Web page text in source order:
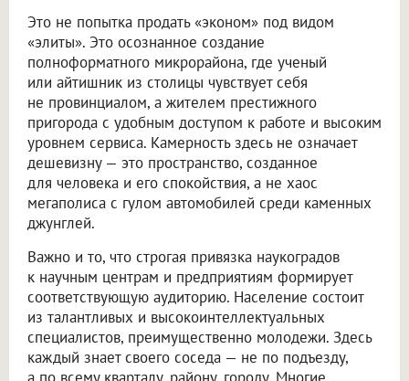
Это не попытка продать «эконом» под видом
«элиты». Это осознанное создание
полноформатного микрорайона, где ученый
или айтишник из столицы чувствует себя
не провинциалом, а жителем престижного
пригорода с удобным доступом к работе и высоким
уровнем сервиса. Камерность здесь не означает
дешевизну — это пространство, созданное
для человека и его спокойствия, а не хаос
мегаполиса с гулом автомобилей среди каменных
джунглей.
Важно и то, что строгая привязка наукоградов
к научным центрам и предприятиям формирует
соответствующую аудиторию. Население состоит
из талантливых и высокоинтеллектуальных
специалистов, преимущественно молодежи. Здесь
каждый знает своего соседа — не по подъезду,